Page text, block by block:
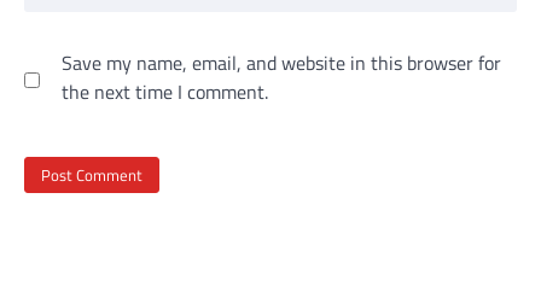
Save my name, email, and website in this browser for
the next time I comment.